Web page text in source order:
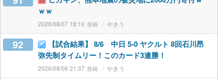
ｗｗ
2026/08/07 18:10 やきう
92
【試合結果】 8/6 中日 5-0 ヤクルト 8回石川昂
弥先制タイムリー！このカード3連勝！
2026/08/06 21:37 やきう